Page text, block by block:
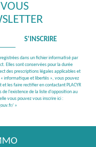
S'INSCRIRE
dans un fichier informatisé par
Elles sont conservées pour la durée
des prescriptions légales applicables et
informatique et libertés », vous pouvez
les faire rectifier en contactant PLACYR
l'existence de la liste d'opposition au
vous pouvez vous inscrire ici :
»